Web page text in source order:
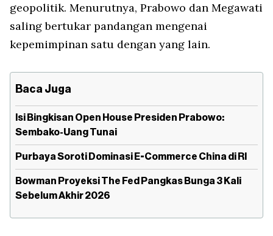
geopolitik. Menurutnya, Prabowo dan Megawati
saling bertukar pandangan mengenai
kepemimpinan satu dengan yang lain.
Baca Juga
Isi Bingkisan Open House Presiden Prabowo:
Sembako-Uang Tunai
Purbaya Soroti Dominasi E-Commerce China di RI
Bowman Proyeksi The Fed Pangkas Bunga 3 Kali
Sebelum Akhir 2026